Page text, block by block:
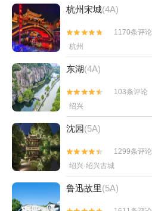
杭州宋城(4A)


1170条评论
杭州
东湖(4A)


103条评论
绍兴
沈园(5A)


1299条评论
绍兴·绍兴古城
鲁迅故里(5A)